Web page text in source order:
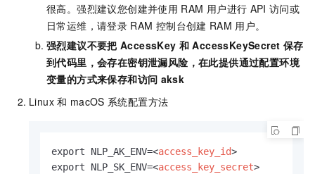
很高。强烈建议您创建并使用 RAM 用户进行 API 访问或
日常运维，请登录 RAM 控制台创建 RAM 用户。
强烈建议不要把 AccessKey 和 AccessKeySecret 保存
到代码里，会存在密钥泄漏风险，在此提供通过配置环境
变量的方式来保存和访问 aksk
Linux 和 macOS 系统配置方法
export NLP_AK_ENV=<access_key_id>
export NLP_SK_ENV=<access_key_secret>